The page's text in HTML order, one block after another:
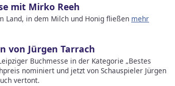
mit Mirko Reeh
Land, in dem Milch und Honig fließen mehr
von Jürgen Tarrach
Buchmesse in der Kategorie „Bestes
nominiert und jetzt von Schauspieler Jürgen
vertont.